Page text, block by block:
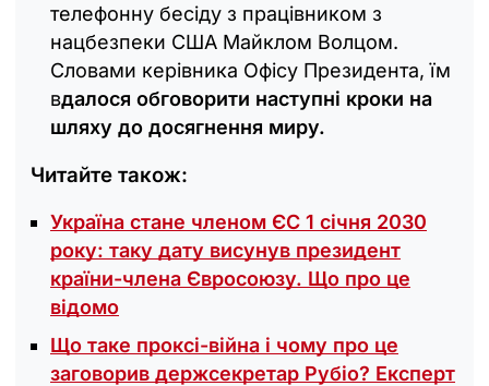
телефонну бесіду з працівником з
нацбезпеки США Майклом Волцом.
Словами керівника Офісу Президента, їм
вдалося обговорити наступні кроки на
шляху до досягнення миру.
Читайте також:
Україна стане членом ЄС 1 січня 2030
року: таку дату висунув президент
країни-члена Євросоюзу. Що про це
відомо
Що таке проксі-війна і чому про це
заговорив держсекретар Рубіо? Експерт